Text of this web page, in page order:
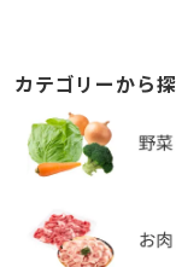
カテゴリーから